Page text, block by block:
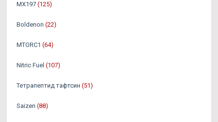
MX197 (125)
Boldenon (22)
MTORC1 (64)
Nitric Fuel (107)
Тетрапептид тафтсин (51)
Saizen (88)